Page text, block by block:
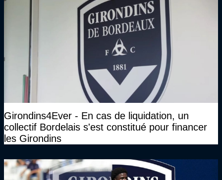
Girondins4Ever - En cas de liquidation, un
collectif Bordelais s'est constitué pour financer
les Girondins